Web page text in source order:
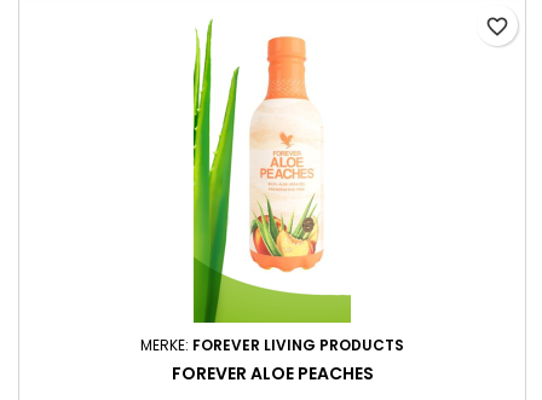
MERKE: FOREVER LIVING PRODUCTS
FOREVER ALOE PEACHES
favorite_border